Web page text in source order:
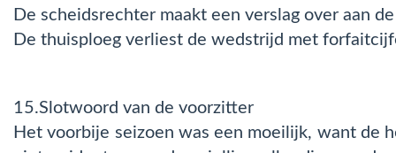
De scheidsrechter maakt een verslag over aan
De thuisploeg verliest de wedstrijd met
15.Slotwoord van de voorzitter
Het voorbije seizoen was een moeilijk, want de